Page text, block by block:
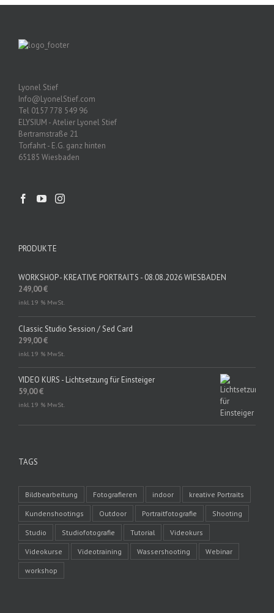
Lyonel Stief
Info@LyonelStief.com
Tel 0157 778 549 96
ELYSIUM - Atelier Lyonel Stief
Bertramstraße 21
Torfahrt - E.G. ganz hinten
65185 Wiesbaden
PRODUKTE
WORKSHOP - KREATIVE PORTRAITS - 08.08.2026 WIESBADEN
249,00€
inkl. 19 % MwSt.
Classic Studio Session / Sed Card
299,00€
inkl. 19 % MwSt.
VIDEO KURS - Lichtsetzung für Einsteiger
59,00€
inkl. 19 % MwSt.
TAGS
Bildbearbeitung Fotografieren indoor kreative Portraits
Kundenshootings Outdoor Portraitfotografie Shooting
Studio Studiofotografie Tutorial Videokurs
Videokurse Videotraining Wassershooting Webinar
workshop